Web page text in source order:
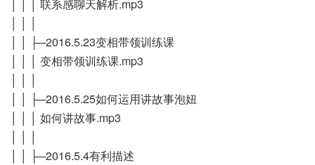
│ │ │ 联系感聊天解析.mp3
│ │ ├─2016.5.23变相带领训练课
│ │ │ 变相带领训练课.mp3
│ │ ├─2016.5.25如何运用讲故事泡妞
│ │ │ 如何讲故事.mp3
│ │ ├─2016.5.4有利描述